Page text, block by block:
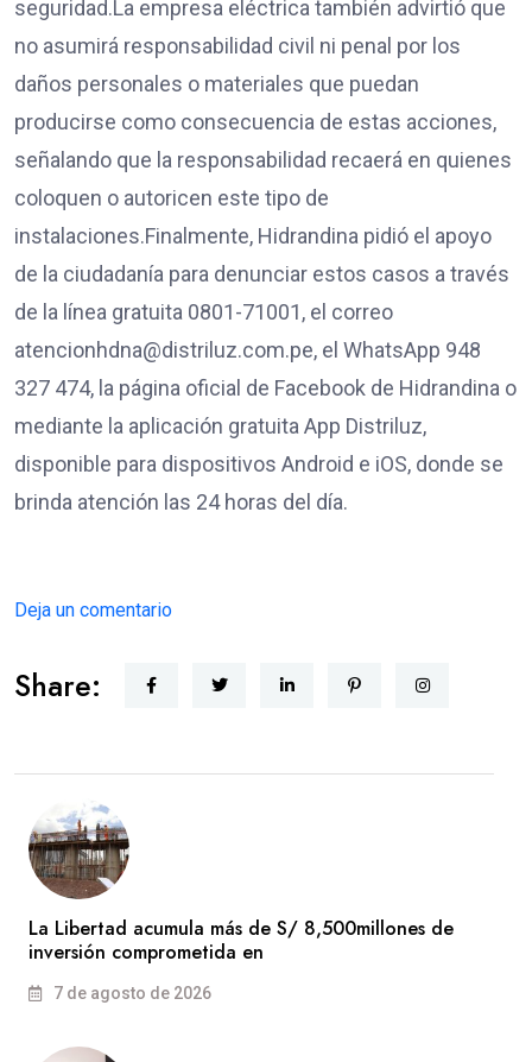
seguridad.La empresa eléctrica también advirtió que
no asumirá responsabilidad civil ni penal por los
daños personales o materiales que puedan
producirse como consecuencia de estas acciones,
señalando que la responsabilidad recaerá en quienes
coloquen o autoricen este tipo de
instalaciones.Finalmente, Hidrandina pidió el apoyo
de la ciudadanía para denunciar estos casos a través
de la línea gratuita 0801-71001, el correo
atencionhdna@distriluz.com.pe, el WhatsApp 948
327 474, la página oficial de Facebook de Hidrandina o
mediante la aplicación gratuita App Distriluz,
disponible para dispositivos Android e iOS, donde se
brinda atención las 24 horas del día.
Deja un comentario
Share:
La Libertad acumula más de S/ 8,500millones de
inversión comprometida en
7 de agosto de 2026